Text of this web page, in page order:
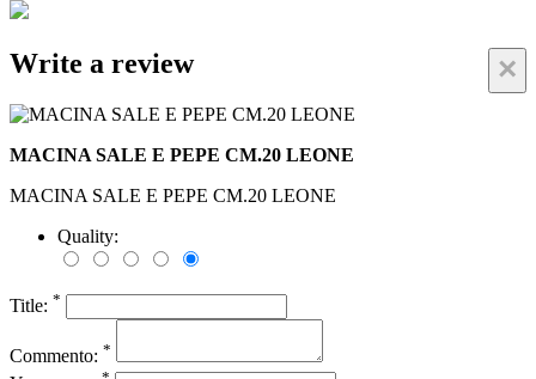
×
Write a review
MACINA SALE E PEPE CM.20 LEONE
MACINA SALE E PEPE CM.20 LEONE
Quality:
Title: *
Commento: *